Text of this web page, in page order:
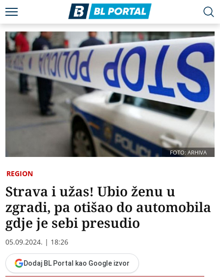
FOTO: ARHIVA
REGION
Strava i užas! Ubio ženu u
zgradi, pa otišao do automobila
gdje je sebi presudio
05.09.2024. | 18:26
Dodaj BL Portal kao Google izvor